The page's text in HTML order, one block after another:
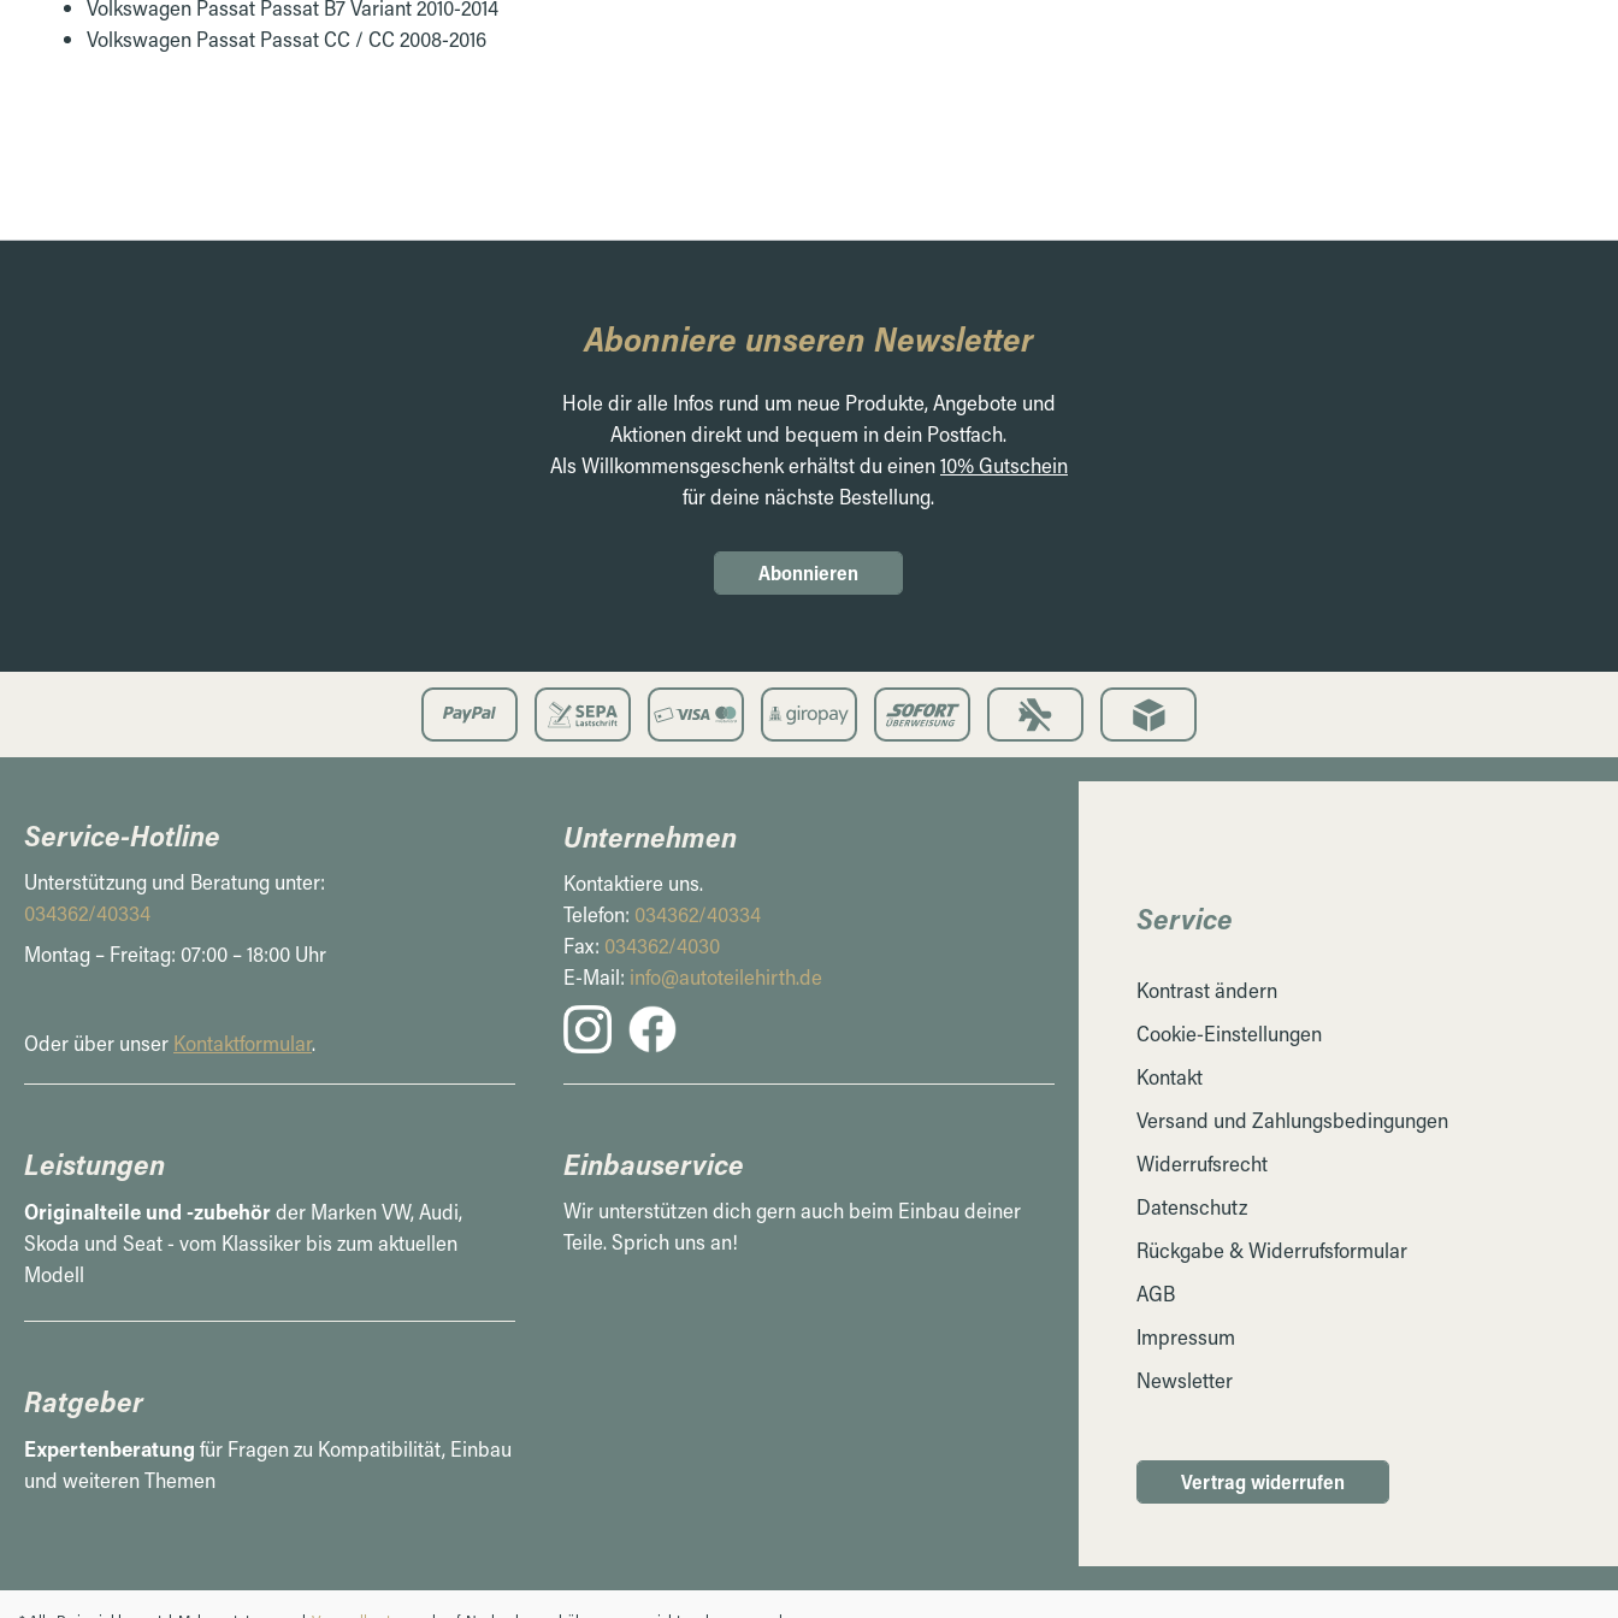
Volkswagen Passat Passat B7 Variant 2010-2014
Volkswagen Passat Passat CC / CC 2008-2016
Abonniere unseren Newsletter
Hole dir alle Infos rund um neue Produkte, Angebote und
Aktionen direkt und bequem in dein Postfach.
Als Willkommensgeschenk erhältst du einen10% Gutschein
für deine nächste Bestellung.
Abonnieren
Service-Hotline
Unterstützung und Beratung unter:
034362/40334
Montag – Freitag: 07:00 – 18:00 Uhr
Oder über unser Kontaktformular.
Unternehmen
Kontaktiere uns.
Telefon: 034362/40334
Fax: 034362/4030
E-Mail: info@autoteilehirth.de
Leistungen
Originalteile und -zubehörder Marken VW, Audi,
Skoda und Seat - vom Klassiker bis zum aktuellen
Modell
Einbauservice
Wir unterstützen dich gern auch beim Einbau deiner
Teile. Sprich uns an!
Ratgeber
Expertenberatung für Fragen zu Kompatibilität, Einbau
und weiteren Themen
Service
Kontrast ändern
Cookie-Einstellungen
Kontakt
Versand und Zahlungsbedingungen
Widerrufsrecht
Datenschutz
Rückgabe & Widerrufsformular
AGB
Impressum
Newsletter
Vertrag widerrufen